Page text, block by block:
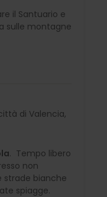
il Santuario e
sulle montagne
di Valencia,
. Tempo libero
non
strade bianche
spiagge.